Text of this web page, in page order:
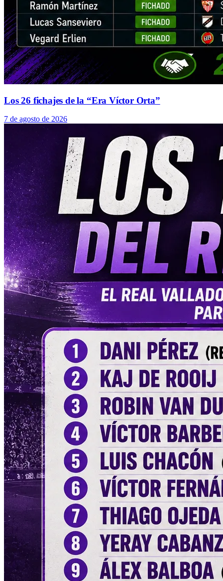
Los 26 fichajes de la “Era Víctor Orta”
7 de agosto de 2026